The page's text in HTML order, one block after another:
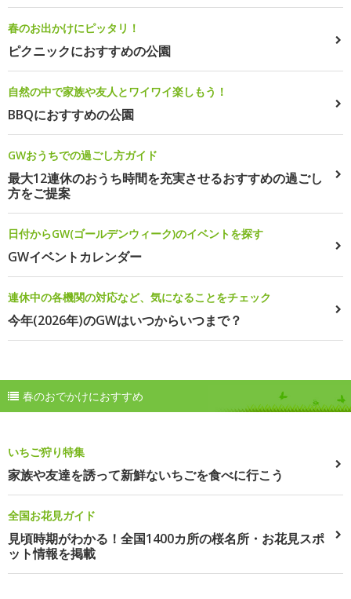
春のお出かけにピッタリ！
ピクニックにおすすめの公園
自然の中で家族や友人とワイワイ楽しもう！
BBQにおすすめの公園
GWおうちでの過ごし方ガイド
最大12連休のおうち時間を充実させるおすすめの過ごし
方をご提案
日付からGW(ゴールデンウィーク)のイベントを探す
GWイベントカレンダー
連休中の各機関の対応など、気になることをチェック
今年(2026年)のGWはいつからいつまで？
春のおでかけにおすすめ
いちご狩り特集
家族や友達を誘って新鮮ないちごを食べに行こう
全国お花見ガイド
見頃時期がわかる！全国1400カ所の桜名所・お花見スポ
ット情報を掲載